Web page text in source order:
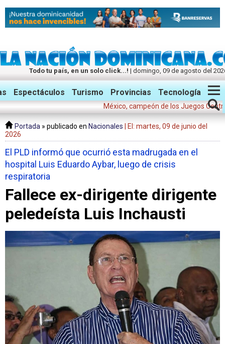
Todo tu país, en un solo click...! | domingo, 09 de agosto del
Twitter Facebook Instagram
Espectáculos Turismo Provincias Tecnología
México, campeón de los Juegos
Portada » publicado en Nacionales
| El: martes, 09 de junio del
2026
El PLD informó que ocurrió esta madrugada en el
hospital Luis Eduardo Aybar, luego de crisis
respiratoria
Fallece ex-dirigente dirigente
peledeísta Luis Inchausti